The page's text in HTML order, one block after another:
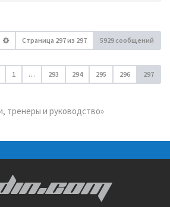
Страница 297из 297 5929 сообщений
1 … 293 294 295 296 297
тренеры и руководство»